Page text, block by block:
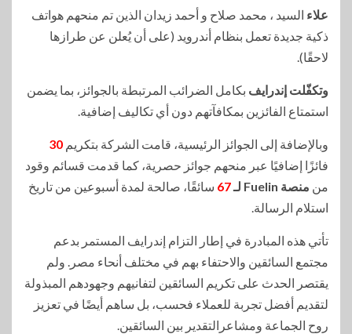
علاء السيد ، محمد صلاح و أحمد زيدان الذين تم منحهم هواتف
ذكية جديدة تعمل بنظام أندرويد (على أن يُعلن عن طرازها
لاحقًا).
وتكفّلت إندرايف بكامل الضرائب المرتبطة بالجوائز، بما يضمن
استمتاع الفائزين بمكافآتهم دون أي تكاليف إضافية.
وبالإضافة إلى الجوائز الرئيسية، قامت الشركة بتكريم 30
فائزًا إضافيًا عبر منحهم جوائز حصرية، كما قدمت قسائم وقود
من منصة Fuelin لـ 67 سائقًا، صالحة لمدة أسبوعين من تاريخ
استلام الرسالة.
تأتي هذه المبادرة في إطار التزام إندرايف المستمر بدعم
مجتمع السائقين والاحتفاء بهم في مختلف أنحاء مصر. ولم
يقتصر الحدث على تكريم السائقين لتفانيهم وجهودهم المبذولة
لتقديم أفضل تجربة للعملاء فحسب، بل ساهم أيضًا في تعزيز
روح الجماعة ومشاعرالتقدير بين السائقين.